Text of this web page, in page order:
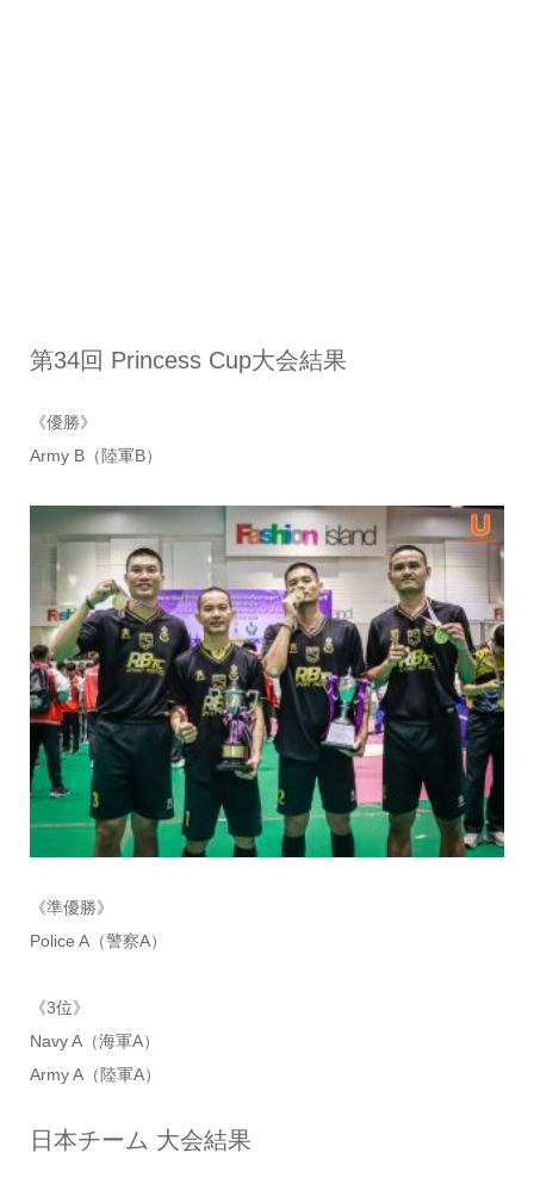
第34回 Princess Cup大会結果
《優勝》
Army B（陸軍B）
《準優勝》
Police A（警察A）
《3位》
Navy A（海軍A）
Army A（陸軍A）
日本チーム 大会結果